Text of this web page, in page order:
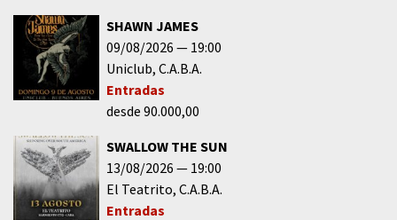
SHAWN JAMES
09/08/2026
19:00
Uniclub C.A.B.A.
Entradas
desde 90.000,00
SWALLOW THE SUN
13/08/2026
19:00
El Teatrito C.A.B.A.
Entradas